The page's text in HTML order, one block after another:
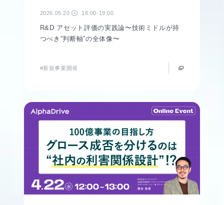
2026.05.20 水 18:00-19:00
R&D アセット評価の実践論〜技術ミドルが持
つべき”判断軸”の全体像〜
#新規事業開発